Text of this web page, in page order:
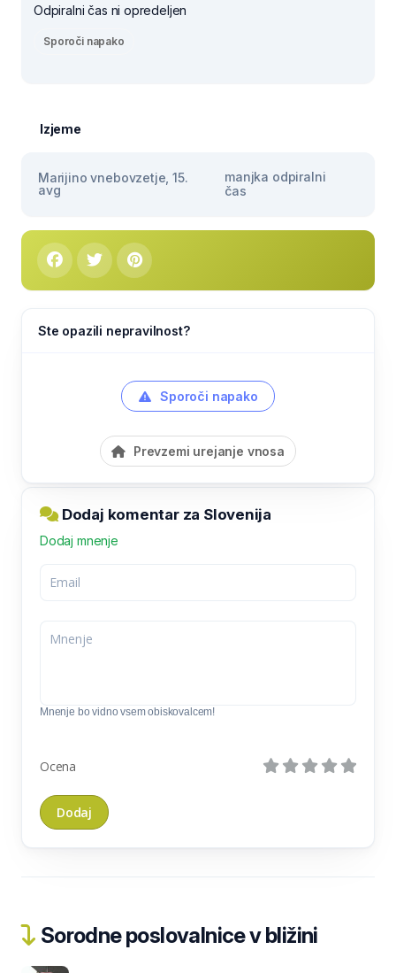
Odpiralni čas ni opredeljen
Sporoči napako
Izjeme
Marijino vnebovzetje, 15.
avg
manjka odpiralni
čas
Ste opazili nepravilnost?
Sporoči napako
Prevzemi urejanje vnosa
Dodaj komentar za Slovenija
Dodaj mnenje
Mnenje bo vidno vsem obiskovalcem!
Ocena
Sorodne poslovalnice v bližini